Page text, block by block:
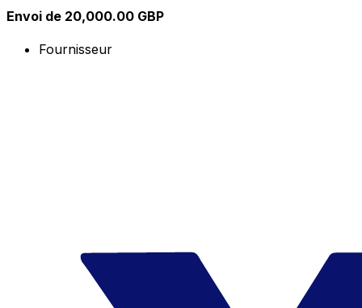
Envoi de 20,000.00 GBP
Fournisseur